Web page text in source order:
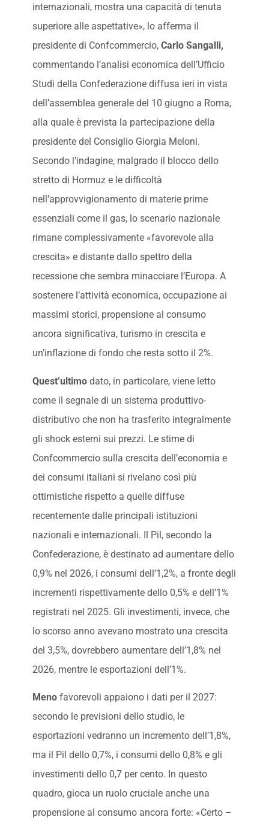
internazionali, mostra una capacità di tenuta
superiore alle aspettative», lo afferma il
presidente di Confcommercio, Carlo Sangalli,
commentando l’analisi economica dell’Ufficio
Studi della Confederazione diffusa ieri in vista
dell’assemblea generale del 10 giugno a Roma,
alla quale è prevista la partecipazione della
presidente del Consiglio Giorgia Meloni.
Secondo l’indagine, malgrado il blocco dello
stretto di Hormuz e le difficoltà
nell’approvvigionamento di materie prime
essenziali come il gas, lo scenario nazionale
rimane complessivamente «favorevole alla
crescita» e distante dallo spettro della
recessione che sembra minacciare l’Europa. A
sostenere l’attività economica, occupazione ai
massimi storici, propensione al consumo
ancora significativa, turismo in crescita e
un’inflazione di fondo che resta sotto il 2%.
Quest’ultimodato, in particolare, viene letto
come il segnale di un sistema produttivo-
distributivo che non ha trasferito integralmente
gli shock esterni sui prezzi. Le stime di
Confcommercio sulla crescita dell’economia e
dei consumi italiani si rivelano così più
ottimistiche rispetto a quelle diffuse
recentemente dalle principali istituzioni
nazionali e internazionali. Il Pil, secondo la
Confederazione, è destinato ad aumentare dello
0,9% nel 2026, i consumi dell’1,2%, a fronte degli
incrementi rispettivamente dello 0,5% e dell’1%
registrati nel 2025. Gli investimenti, invece, che
lo scorso anno avevano mostrato una crescita
del 3,5%, dovrebbero aumentare dell’1,8% nel
2026, mentre le esportazioni dell’1%.
Menofavorevoli appaiono i dati per il 2027:
secondo le previsioni dello studio, le
esportazioni vedranno un incremento dell’1,8%,
ma il Pil dello 0,7%, i consumi dello 0,8% e gli
investimenti dello 0,7 per cento. In questo
quadro, gioca un ruolo cruciale anche una
propensione al consumo ancora forte: «Certo –